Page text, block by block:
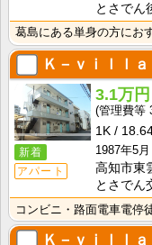
とさでん
Ｋ－ｖｉｌｌ
新着
アパート
3.1万円
1K
1987年5月
高知市東
とさでん
Ｋ－ｖｉｌｌ